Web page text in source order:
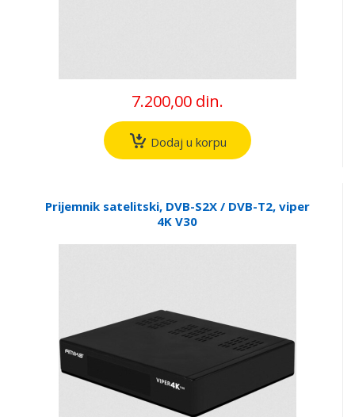
7.200,00 din.
Dodaj u korpu
Prijemnik satelitski, DVB-S2X / DVB-T2, viper
4K V30